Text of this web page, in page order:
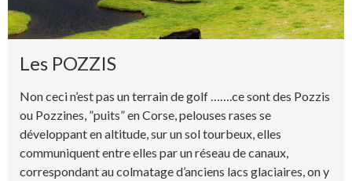
Les POZZIS
Non ceci n’est pas un terrain de golf …….ce sont des Pozzis
ou Pozzines, ”puits” en Corse, pelouses rases se
développant en altitude, sur un sol tourbeux, elles
communiquent entre elles par un réseau de canaux,
correspondant au colmatage d’anciens lacs glaciaires, on y